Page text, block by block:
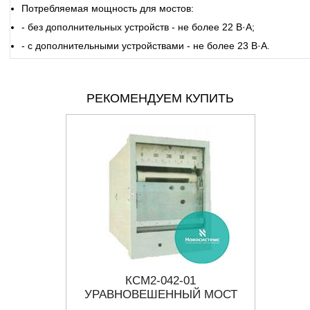
Потребляемая мощность для мостов:
- без дополнительных устройств - не более 22 В·А;
- с дополнительными устройствами - не более 23 В·А.
РЕКОМЕНДУЕМ КУПИТЬ
КСМ2-042-01
УРАВНОВЕШЕННЫЙ МОСТ